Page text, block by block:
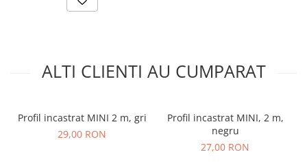
ALTI CLIENTI AU CUMPARAT
Profil incastrat MINI 2 m, gri
29,00 RON
Profil incastrat MINI, 2 m,
negru
27,00 RON